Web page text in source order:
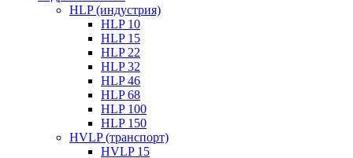
HLP (индустрия)
HLP 10
HLP 15
HLP 22
HLP 32
HLP 46
HLP 68
HLP 100
HLP 150
HVLP (транспорт)
HVLP 15